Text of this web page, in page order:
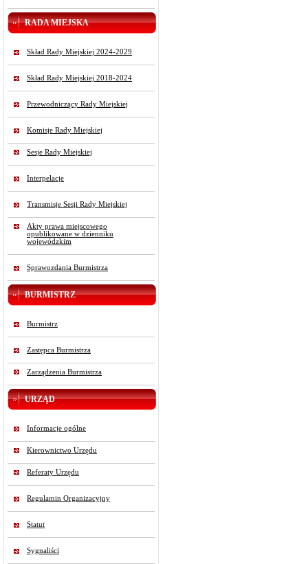
RADA MIEJSKA
Skład Rady Miejskiej 2024-2029
Skład Rady Miejskiej 2018-2024
Przewodniczący Rady Miejskiej
Komisje Rady Miejskiej
Sesje Rady Miejskiej
Interpelacje
Transmisje Sesji Rady Miejskiej
Akty prawa miejscowego
opublikowane w dzienniku
wojewódzkim
Sprawozdania Burmistrza
BURMISTRZ
Burmistrz
Zastępca Burmistrza
Zarządzenia Burmistrza
URZĄD
Informacje ogólne
Kierownictwo Urzędu
Referaty Urzędu
Regulamin Organizacyjny
Statut
Sygnaliści